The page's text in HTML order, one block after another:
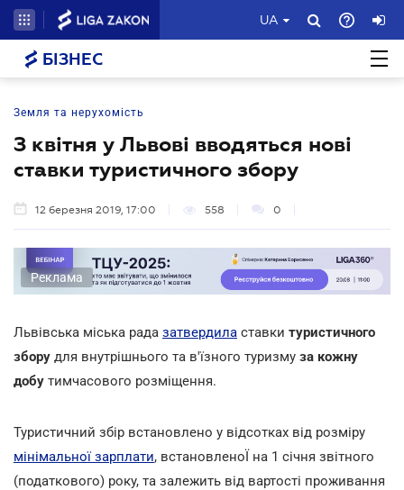
UA
БІЗНЕС
Земля та нерухомість
З квітня у Львові вводяться нові
ставки туристичного збору
12 березня 2019, 17:00 558 0
Реклама
Львівська міська рада затвердила ставки туристичного
збору для внутрішнього та в'їзного туризму за кожну
добу тимчасового розміщення.
Туристичний збір встановлено у відсотках від розміру
мінімальної зарплати, встановленоЇ на 1 січня звітного
(податкового) року, та залежить від вартості проживання